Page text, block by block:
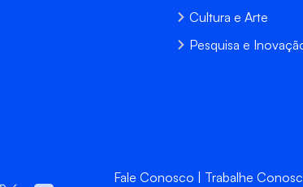
Cultura e Arte
Pesquisa e
Fale Conosco Trabalhe